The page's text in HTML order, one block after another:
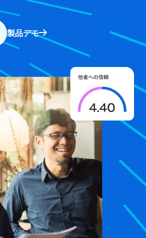
製品デモ